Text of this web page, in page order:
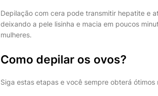
Depilação com cera pode transmitir hepatite e
deixando a pele lisinha e macia em poucos
mulheres.
Como depilar os ovos?
Siga estas etapas e você sempre obterá ótimos